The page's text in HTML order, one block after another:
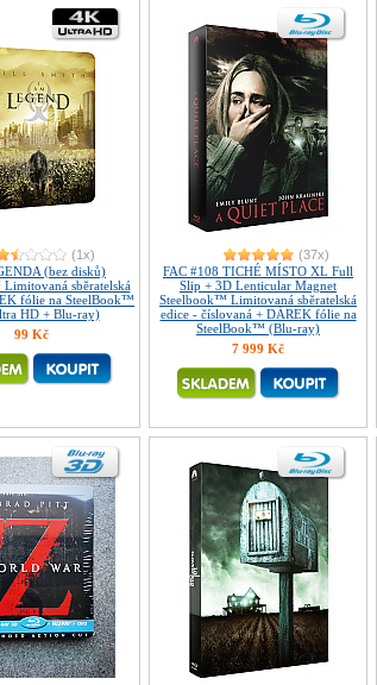
(1x)
(bez disků)
sběratelská
fólie na SteelBook™
HD + Blu-ray)
99 Kč
(37x)
FAC #108 TICHÉ MÍSTO XL Full
Slip + 3D Lenticular Magnet
Steelbook™ Limitovaná sběratelská
edice - číslovaná + DÁREK fólie na
SteelBook™ (Blu-ray)
7 999 Kč